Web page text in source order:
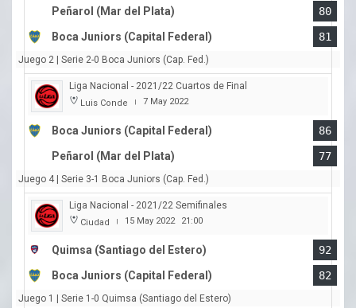
Peñarol (Mar del Plata)
80
Boca Juniors (Capital Federal)
81
Juego 2 | Serie 2-0 Boca Juniors (Cap. Fed.)
Liga Nacional - 2021/22 Cuartos de Final
Luis Conde | 7 May 2022
Boca Juniors (Capital Federal)
86
Peñarol (Mar del Plata)
77
Juego 4 | Serie 3-1 Boca Juniors (Cap. Fed.)
Liga Nacional - 2021/22 Semifinales
Ciudad | 15 May 2022 21:00
Quimsa (Santiago del Estero)
92
Boca Juniors (Capital Federal)
82
Juego 1 | Serie 1-0 Quimsa (Santiago del Estero)